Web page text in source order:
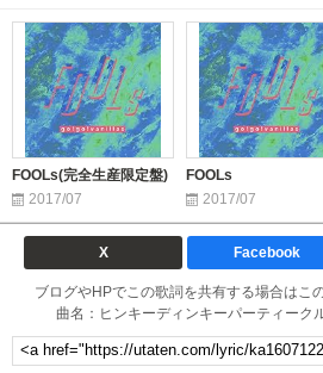
FOOLs(完全生産限定盤)
2017/07
FOOLs
2017/07
X Facebook
ブログやHPでこの歌詞を共有する場合はこ
曲名：ヒンキーディンキーパーティーク